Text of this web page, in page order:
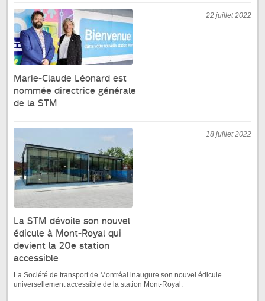
22 juillet 2022
Marie-Claude Léonard est
nommée directrice générale
de la STM
18 juillet 2022
La STM dévoile son nouvel
édicule à Mont-Royal qui
devient la 20e station
accessible
La Société de transport de Montréal inaugure son nouvel édicule
universellement accessible de la station Mont-Royal.